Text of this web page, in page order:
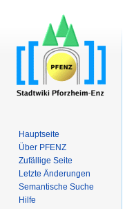
Hauptseite
Über PFENZ
Zufällige Seite
Letzte Änderungen
Semantische Suche
Hilfe